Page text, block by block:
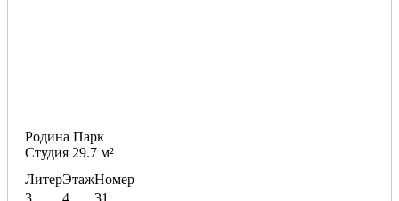
Родина Парк
Студия 29.7 м²
Литер
3
Этаж
4
Номер
31